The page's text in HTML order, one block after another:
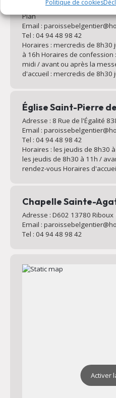
Politique de cookies
Adresse : 7 Pl. de l'Église
Plan
Email :
Tel : 04 94 48 98 42
Horaires : mercredis de
à 16h Horaires de
midi / avant ou après la
d'accueil : mercredis de 8h30
Église Saint-Pierre
Adresse : 8 Rue de l'Égalité
Email :
Tel : 04 94 48 98 42
Horaires : les jeudis de 8h30
les jeudis de 8h30 à 11h /
rendez-vous Horaires
Chapelle Sainte-
Adresse : D602 13780 Riboux
Email :
Tel : 04 94 48 98 42
Activer